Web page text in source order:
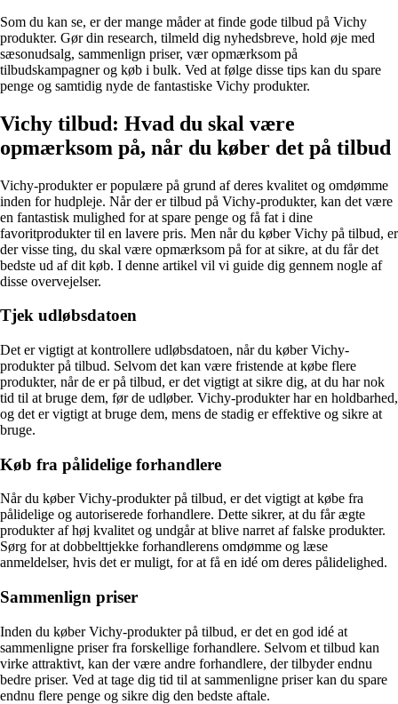
Som du kan se, er der mange måder at finde gode tilbud på Vichy
produkter. Gør din research, tilmeld dig nyhedsbreve, hold øje med
sæsonudsalg, sammenlign priser, vær opmærksom på
tilbudskampagner og køb i bulk. Ved at følge disse tips kan du spare
penge og samtidig nyde de fantastiske Vichy produkter.
Vichy tilbud: Hvad du skal være
opmærksom på, når du køber det på tilbud
Vichy-produkter er populære på grund af deres kvalitet og omdømme
inden for hudpleje. Når der er tilbud på Vichy-produkter, kan det være
en fantastisk mulighed for at spare penge og få fat i dine
favoritprodukter til en lavere pris. Men når du køber Vichy på tilbud, er
der visse ting, du skal være opmærksom på for at sikre, at du får det
bedste ud af dit køb. I denne artikel vil vi guide dig gennem nogle af
disse overvejelser.
Tjek udløbsdatoen
Det er vigtigt at kontrollere udløbsdatoen, når du køber Vichy-
produkter på tilbud. Selvom det kan være fristende at købe flere
produkter, når de er på tilbud, er det vigtigt at sikre dig, at du har nok
tid til at bruge dem, før de udløber. Vichy-produkter har en holdbarhed,
og det er vigtigt at bruge dem, mens de stadig er effektive og sikre at
bruge.
Køb fra pålidelige forhandlere
Når du køber Vichy-produkter på tilbud, er det vigtigt at købe fra
pålidelige og autoriserede forhandlere. Dette sikrer, at du får ægte
produkter af høj kvalitet og undgår at blive narret af falske produkter.
Sørg for at dobbelttjekke forhandlerens omdømme og læse
anmeldelser, hvis det er muligt, for at få en idé om deres pålidelighed.
Sammenlign priser
Inden du køber Vichy-produkter på tilbud, er det en god idé at
sammenligne priser fra forskellige forhandlere. Selvom et tilbud kan
virke attraktivt, kan der være andre forhandlere, der tilbyder endnu
bedre priser. Ved at tage dig tid til at sammenligne priser kan du spare
endnu flere penge og sikre dig den bedste aftale.